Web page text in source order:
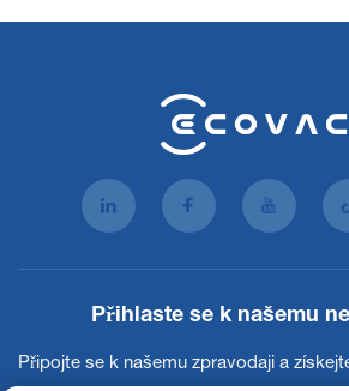
Přihlaste se k našemu
Připojte se k našemu zpravodaji a